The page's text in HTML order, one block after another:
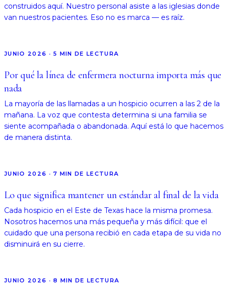
construidos aquí. Nuestro personal asiste a las iglesias donde
van nuestros pacientes. Eso no es marca — es raíz.
JUNIO 2026 ·5 MIN DE LECTURA
Por qué la línea de enfermera nocturna importa más que
nada
La mayoría de las llamadas a un hospicio ocurren a las 2 de la
mañana. La voz que contesta determina si una familia se
siente acompañada o abandonada. Aquí está lo que hacemos
de manera distinta.
JUNIO 2026 ·7 MIN DE LECTURA
Lo que significa mantener un estándar al final de la vida
Cada hospicio en el Este de Texas hace la misma promesa.
Nosotros hacemos una más pequeña y más difícil: que el
cuidado que una persona recibió en cada etapa de su vida no
disminuirá en su cierre.
JUNIO 2026 ·8 MIN DE LECTURA